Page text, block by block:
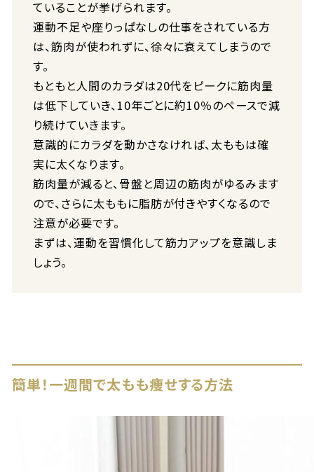
ていることが挙げられます。
運動不足や座りっぱなしの仕事をされている方
は、筋肉が使われずに、徐々に衰えてしまうので
す。
もともと人間のカラダは20代をピークに筋肉量
は低下していき、10年ごとに約10％のペースで減
り続けていきます。
意識的にカラダを動かさなければ、太ももは確
実に太くなります。
筋肉量が減ると、骨盤と周辺の筋肉がゆるみます
ので、さらに太ももに脂肪が付きやすくなるので
注意が必要です。
まずは、運動を習慣化して筋力アップを意識しま
しょう。
簡単！一週間で太もも痩せする方法